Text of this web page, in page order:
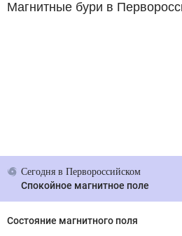
Магнитные бури в
Сегодняв Первороссийском
Спокойное магнитное поле
Состояние магнитного поля